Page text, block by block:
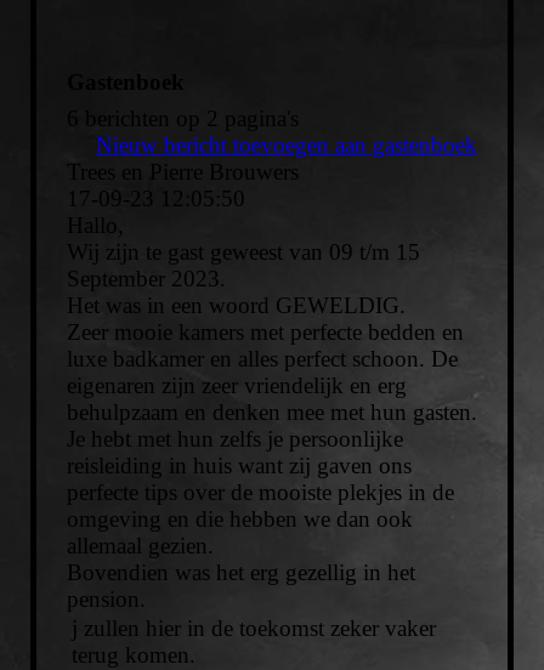
6 berichten op 2 pagina's
Nieuw bericht toevoegen aan gastenboek
Trees en Pierre Brouwers
17-09-23
12:05:50
Hallo,
Wij zijn te gast geweest van 09 t/m 15
September 2023.
Het was in een woord GEWELDIG.
Zeer mooie kamers met perfecte bedden en
luxe badkamer en alles perfect schoon. De
eigenaren zijn zeer vriendelijk en erg
behulpzaam en denken mee met hun gasten.
Je hebt met hun zelfs je persoonlijke
reisleiding in huis want zij gaven ons
perfecte tips over de mooiste plekjes in de
omgeving en die hebben we dan ook
allemaal gezien.
Bovendien was het erg gezellig in het
pension.
j zullen hier in de toekomst zeker vaker
terug komen.